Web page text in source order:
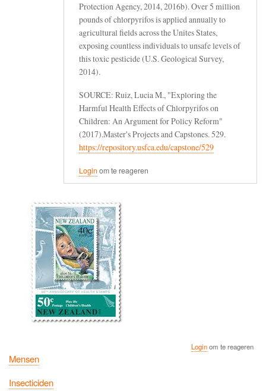
Protection Agency, 2014, 2016b). Over 5 million
pounds of chlorpyrifos is applied annually to
agricultural fields across the Unites States,
exposing countless individuals to unsafe levels of
this toxic pesticide (U.S. Geological Survey,
2014).
SOURCE: Ruiz, Lucia M., "Exploring the
Harmful Health Effects of Chlorpyrifos on
Children: An Argument for Policy Reform"
(2017).Master's Projects and Capstones. 529.
https://repository.usfca.edu/capstone/529
Login om te reageren
Loginom te reageren
Mensen
Insecticiden